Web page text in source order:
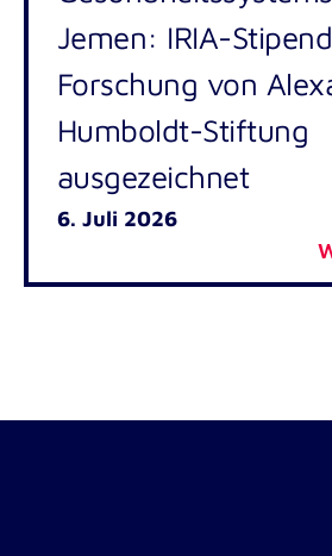
Jemen: IRIA-
Forschung von
Humboldt-Stiftung
ausgezeichnet
6. Juli 2026